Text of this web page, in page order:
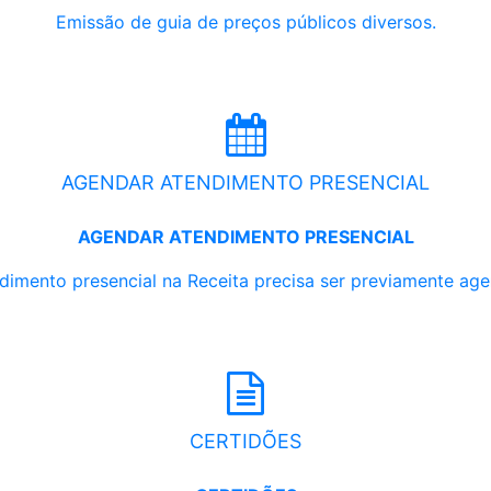
Emissão de guia de preços públicos diversos.
AGENDAR ATENDIMENTO PRESENCIAL
AGENDAR ATENDIMENTO PRESENCIAL
presencial na Receita precisa ser previamente
CERTIDÕES